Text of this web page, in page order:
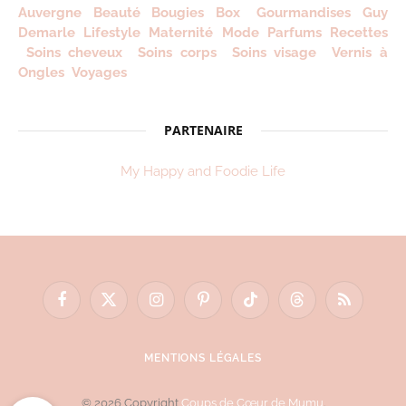
Auvergne Beauté Bougies Box Gourmandises
Guy
Demarle Lifestyle Maternité Mode Parfums Recettes
Soins cheveux
Soins corps Soins visage
Vernis à
Ongles Voyages
PARTENAIRE
My Happy and Foodie Life
Facebook
X
InstagramPinterestTikTok ThreadsRSS
MENTIONS LÉGALES
© 2026 Copyright Coups de Cœur de Mumu